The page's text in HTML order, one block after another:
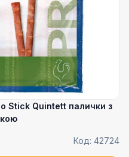
Stick Quintett палички з
Код: 42724